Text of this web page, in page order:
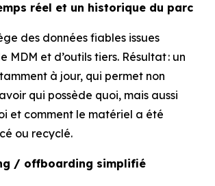
réel et un historique du parc
des données fiables issues
MDM et d’outils tiers. Résultat : un
à jour, qui permet non
qui possède quoi, mais aussi
et comment le matériel a été
ou recyclé.
/ offboarding simplifié